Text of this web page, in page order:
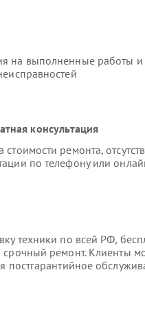
на выполненные работы
консультация
ремонта,
по телефону или
техники по всей РФ,
ремонт. Клиенты
постгарантийное